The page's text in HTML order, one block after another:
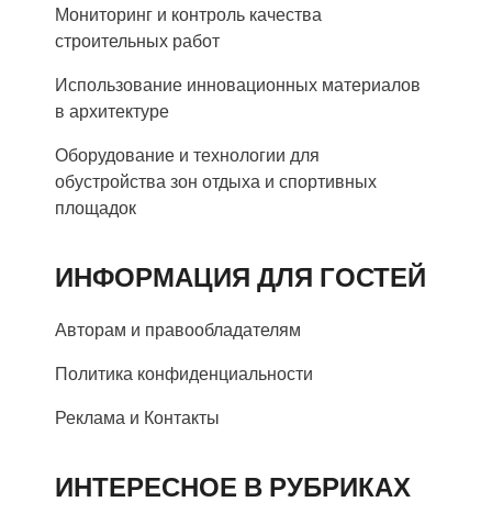
Мониторинг и контроль качества
строительных работ
Использование инновационных материалов
в архитектуре
Оборудование и технологии для
обустройства зон отдыха и спортивных
площадок
ИНФОРМАЦИЯ ДЛЯ ГОСТЕЙ
Авторам и правообладателям
Политика конфиденциальности
Реклама и Контакты
ИНТЕРЕСНОЕ В РУБРИКАХ